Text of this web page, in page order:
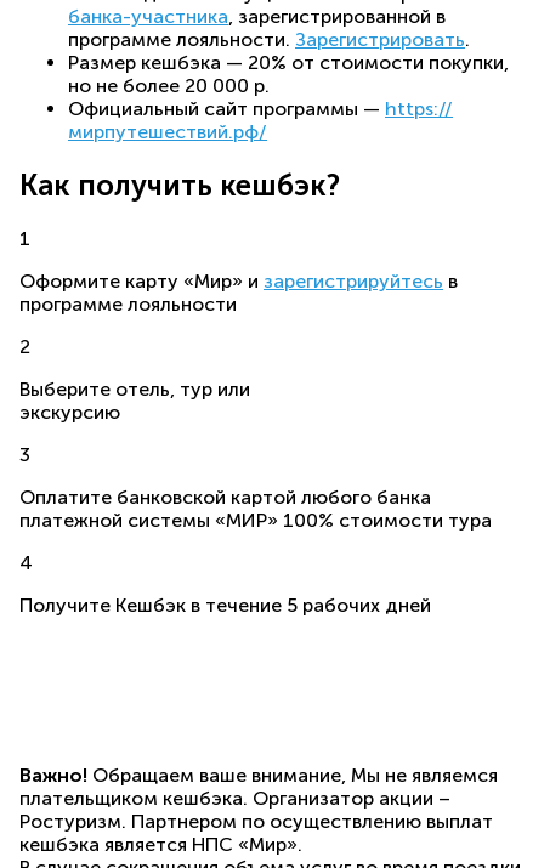
банка-участника , зарегистрированной в
программе лояльности. Зарегистрировать.
Размер кешбэка — 20% от стоимости покупки,
но не более 20 000 р.
Официальный сайт программы — https://
мирпутешествий.рф/
Как получить кешбэк?
1
Оформите карту «Мир» и зарегистрируйтесь в
программе лояльности
2
Выберите отель, тур или
экскурсию
3
Оплатите банковской картой любого банка
платежной системы «МИР» 100% стоимости тура
4
Получите Кешбэк в течение 5 рабочих дней
Важно! Обращаем ваше внимание, Мы не являемся
плательщиком кешбэка. Организатор акции –
Ростуризм. Партнером по осуществлению выплат
кешбэка является НПС «Мир».